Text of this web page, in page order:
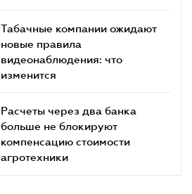
Табачные компании ожидают
новые правила
видеонаблюдения: что
изменится
Расчеты через два банка
больше не блокируют
компенсацию стоимости
агротехники